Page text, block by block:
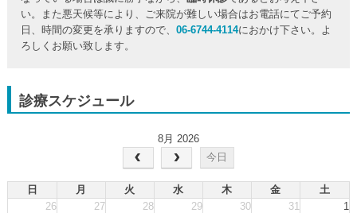
い。また悪天候等により、ご来院が難しい場合はお電話にてご予約
日、時間の変更を承りますので、06-6744-4114におかけ下さい。よ
ろしくお願い致します。
診療スケジュール
8月 2026
今日
日 月 火 水 木 金
土
26
27 28 29 30 31 1